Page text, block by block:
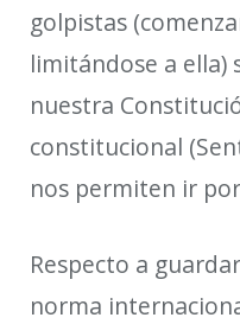
golpistas
limitándose a ella)
nuestra
constitucional
nos permiten ir
Respecto a
norma